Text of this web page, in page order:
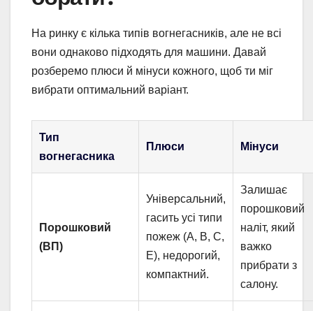
На ринку є кілька типів вогнегасників, але не всі
вони однаково підходять для машини. Давай
розберемо плюси й мінуси кожного, щоб ти міг
вибрати оптимальний варіант.
Тип
вогнегасника
Плюси Мінуси
Порошковий
(ВП)
Універсальний,
гасить усі типи
пожеж (A, B, C,
E), недорогий,
компактний.
Залишає
порошковий
наліт, який
важко
прибрати з
салону.